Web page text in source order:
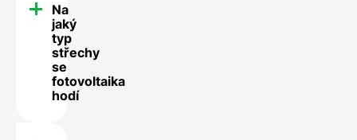
Na
jaký
typ
střechy
se
fotovoltaika
hodí